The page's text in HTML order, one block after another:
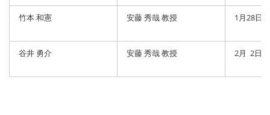
竹本 和憲 安藤 秀哉 教授 1月28日
谷井 勇介 安藤 秀哉 教授 2月 2日